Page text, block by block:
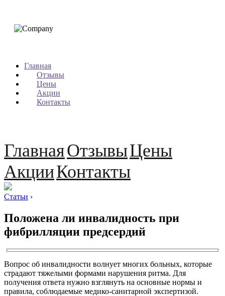
Главная
Отзывы
Цены
Акции
Контакты
ГлавнаяОтзывыЦены
АкцииКонтакты
Статьи ›
Положена ли инвалидность при
фибрилляции предсердий
Вопрос об инвалидности волнует многих больных, которые
страдают тяжелыми формами нарушения ритма. Для
получения ответа нужно взглянуть на основные нормы и
правила, соблюдаемые медико-санитарной экспертизой.